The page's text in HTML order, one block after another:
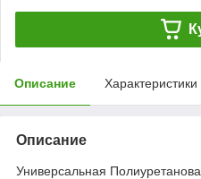
Описание Характеристики
Описание
Универсальная